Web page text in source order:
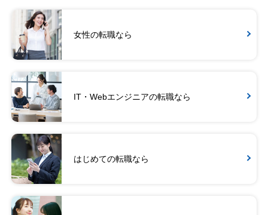
女性の転職なら
IT・Webエンジニアの転職なら
はじめての転職なら